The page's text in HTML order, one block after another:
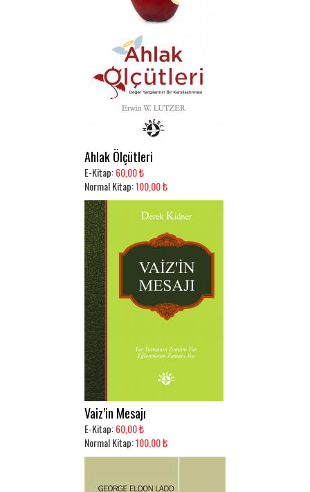
Ahlak Ölçütleri
E-Kitap:60,00 ₺
Normal Kitap:100,00 ₺
Vaiz’in Mesajı
E-Kitap:60,00 ₺
Normal Kitap:100,00 ₺